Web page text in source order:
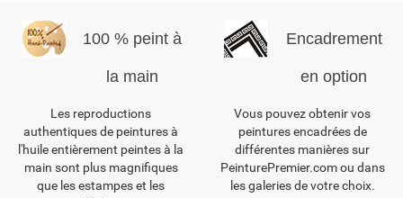
100 % peint à
la main
Les reproductions
authentiques de peintures à
l'huile entièrement peintes à la
main sont plus magnifiques
que les estampes et les
Encadrement
en option
Vous pouvez obtenir vos
peintures encadrées de
différentes manières sur
PeinturePremier.com ou dans
les galeries de votre choix.